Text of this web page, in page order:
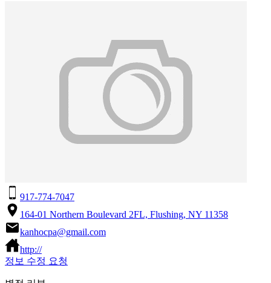
917-774-7047
164-01 Northern Boulevard 2FL, Flushing, NY 11358
kanhocpa@gmail.com
http://
정보 수정 요청